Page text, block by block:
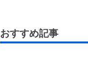
おすすめ記事